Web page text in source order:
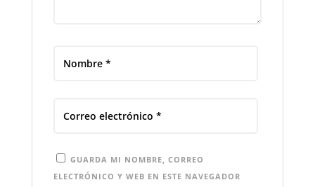
GUARDA MI NOMBRE, CORREO
ELECTRÓNICO Y WEB EN ESTE NAVEGADOR